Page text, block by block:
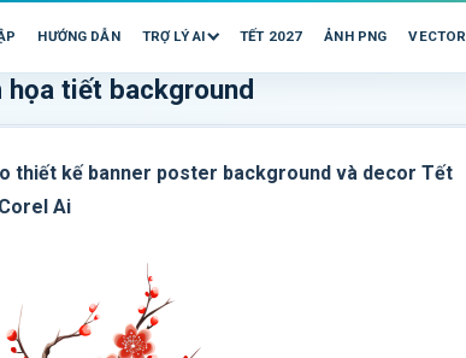
HƯỚNG DẪN TRỢ LÝ AI TẾT 2027 ẢNH PNG VECTOR
tiết background
thiết kế banner poster background và decor Tết
Ai